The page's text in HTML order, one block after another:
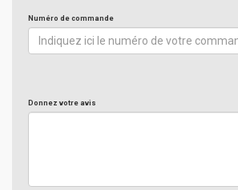
Numéro de commande
Donnez votre avis